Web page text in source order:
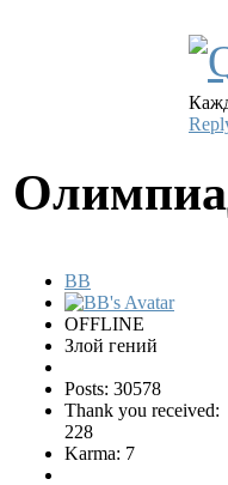
BB
OFFLINE
Злой гений
Posts: 30578
Thank you received:
228
Karma: 7